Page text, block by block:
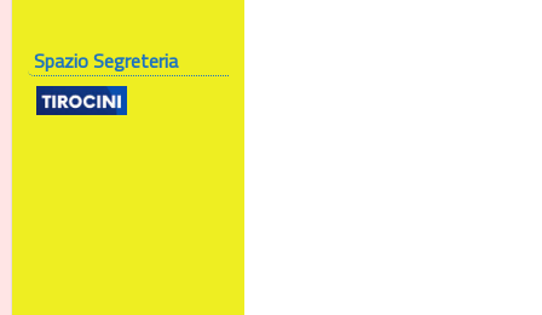
Spazio Segreteria